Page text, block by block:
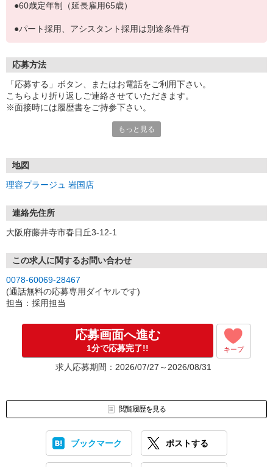
●60歳定年制（延長雇用65歳）
●パート採用、アシスタント採用は別途条件有
応募方法
「応募する」ボタン、またはお電話をご利用下さい。
こちらより折り返しご連絡させていただきます。
※面接時には履歴書をご持参下さい。
■電話受付／平日 9:00〜17:00（12/30〜1/3を除く）
もっと見る
地図
理容プラージュ 岩国店
連絡先住所
大阪府藤井寺市春日丘3-12-1
この求人に関するお問い合わせ
0078-60069-28467
(通話無料の応募専用ダイヤルです)
担当：採用担当
応募画面へ進む
1分で応募完了!! キープ
求人応募期間：2026/07/27～2026/08/31
閲覧履歴を見る
ブックマーク ポストする